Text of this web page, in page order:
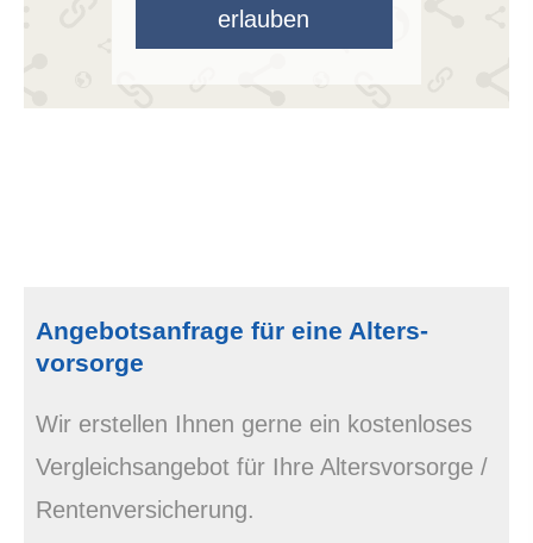
erlauben
Angebotsanfrage für eine Alters­
vorsorge
Wir erstellen Ihnen gerne ein kostenloses
Vergleichsangebot für Ihre Alters­vorsorge /
Rentenversicherung.